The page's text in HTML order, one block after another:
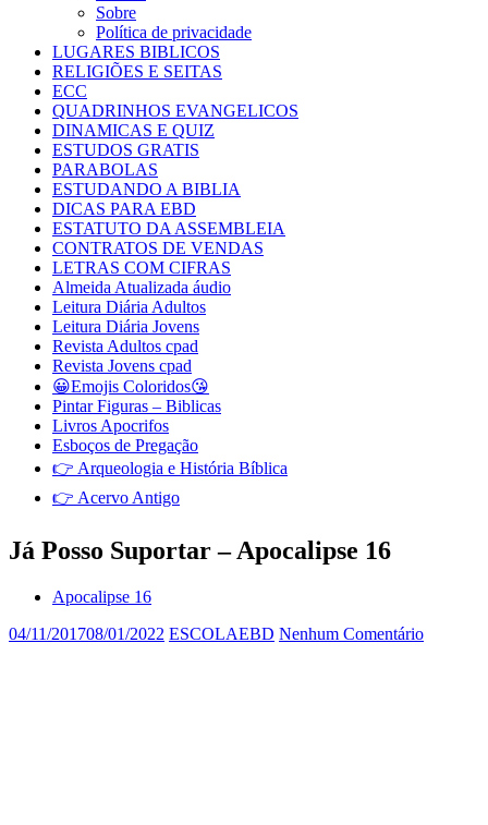
Sobre
Política de privacidade
LUGARES BIBLICOS
RELIGIÕES E SEITAS
ECC
QUADRINHOS EVANGELICOS
DINAMICAS E QUIZ
ESTUDOS GRATIS
PARABOLAS
ESTUDANDO A BIBLIA
DICAS PARA EBD
ESTATUTO DA ASSEMBLEIA
CONTRATOS DE VENDAS
LETRAS COM CIFRAS
Almeida Atualizada áudio
Leitura Diária Adultos
Leitura Diária Jovens
Revista Adultos cpad
Revista Jovens cpad
😀Emojis Coloridos😘
Pintar Figuras – Biblicas
Livros Apocrifos
Esboços de Pregação
👉 Arqueologia e História Bíblica
👉 Acervo Antigo
Já Posso Suportar – Apocalipse 16
Apocalipse 16
04/11/201708/01/2022 ESCOLAEBD Nenhum Comentário